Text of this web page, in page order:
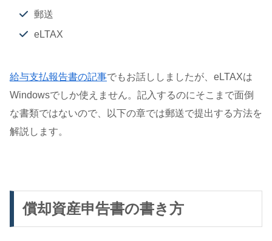
郵送
eLTAX
給与支払報告書の記事でもお話ししましたが、eLTAXは
Windowsでしか使えません。記入するのにそこまで面倒
な書類ではないので、以下の章では郵送で提出する方法を
解説します。
償却資産申告書の書き方